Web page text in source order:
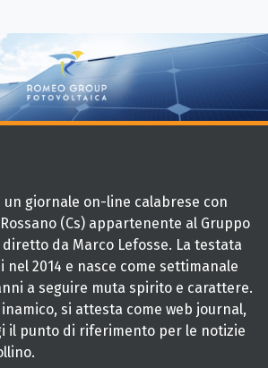
un giornale on-line calabrese con
(Cs) appartenente al Gruppo
da Marco Lefosse. La testata
nel 2014 e nasce come settimanale
a seguire muta spirito e carattere.
si attesta come web journal,
il punto di riferimento per le notizie